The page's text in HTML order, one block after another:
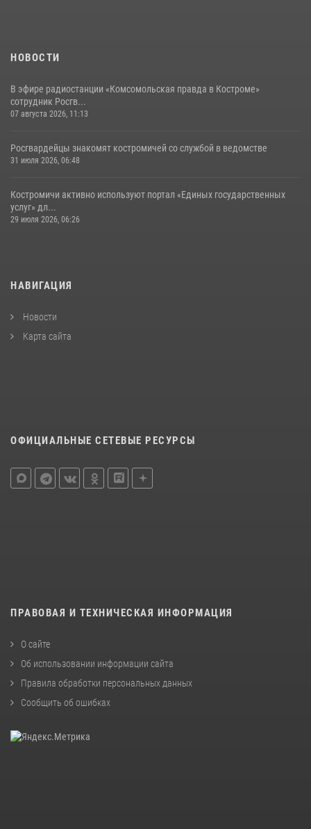
НОВОСТИ
В эфире радиостанции «Комсомольская правда в Костроме»
сотрудник Росгв...
07 августа 2026, 11:13
Росгвардейцы знакомят костромичей со службой в ведомстве
31 июля 2026, 06:48
Костромичи активно используют портал «Единых государственных
услуг» дл...
29 июля 2026, 06:26
НАВИГАЦИЯ
Новости
Карта сайта
ОФИЦИАЛЬНЫЕ СЕТЕВЫЕ РЕСУРСЫ
ПРАВОВАЯ И ТЕХНИЧЕСКАЯ ИНФОРМАЦИЯ
О сайте
Об использовании информации сайта
Правила обработки персональных данных
Сообщить об ошибках